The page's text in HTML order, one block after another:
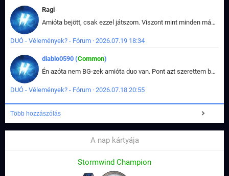
Ragi
Amióta bejött, csak ezzel játszom. Viszont mint minden más - akár az alapjáték is, ez is baromira összetett lett. Néha már pár kör után is esélytelen az egész. Vagy irreállisan túltápol valaki, vagy lelép a partner, vagy csak hülye mint a segg. És amikor eljönne az én időm, na akkor jön el mindenki másé is. Engem jobban érdekelne, hogy ki milyen ratingen szokott játszani. Na ez lenne egy érdekes adat.
DUÓ - Vélemények? - Fórum · 2026.07.19 18:34
diablo0590 (Common)
Én azóta nem BG-zek amióta duo van. Pont azt szerettem benne, hogy rajtam múlik mi történik, nem pedig a társamon. Kérem vissza a régi BG-t :D
DUÓ - Vélemények? - Fórum · 2026.07.18 20:55
Több hozzászólás
A nap kártyája
Stormwind Champion